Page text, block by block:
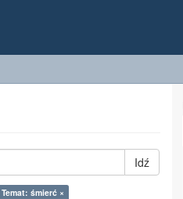
Idź
Temat: śmierć ×